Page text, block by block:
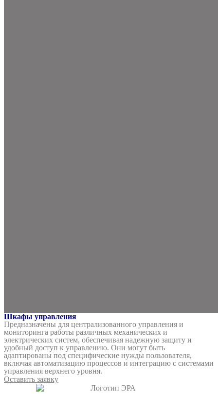
Шкафы управления
Предназначены для централизованного управления и
мониторинга работы различных механических и
электрических систем, обеспечивая надежную защиту и
удобный доступ к управлению. Они могут быть
адаптированы под специфические нужды пользователя,
включая автоматизацию процессов и интеграцию с системами
управления верхнего уровня.
Оставить заявку